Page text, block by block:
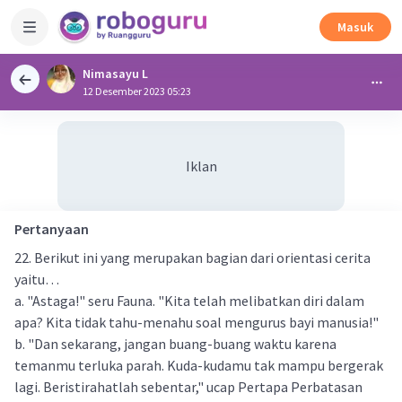
Masuk
Nimasayu L
12 Desember 2023 05:23
Iklan
Pertanyaan
22. Berikut ini yang merupakan bagian dari orientasi cerita
yaitu…
a. "Astaga!" seru Fauna. "Kita telah melibatkan diri dalam
apa? Kita tidak tahu-menahu soal mengurus bayi manusia!"
b. "Dan sekarang, jangan buang-buang waktu karena
temanmu terluka parah. Kuda-kudamu tak mampu bergerak
lagi. Beristirahatlah sebentar," ucap Pertapa Perbatasan